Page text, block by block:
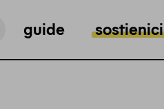
guide sostienici